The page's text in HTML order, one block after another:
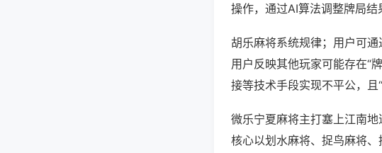
操作，通过AI算法调整牌局结
胡乐麻将系统规律；用户可通
用户反映其他玩家可能存在“
接等技术手段实现不平公，且“
微乐宁夏麻将主打塞上江南
核心以划水麻将、捉鸟麻将